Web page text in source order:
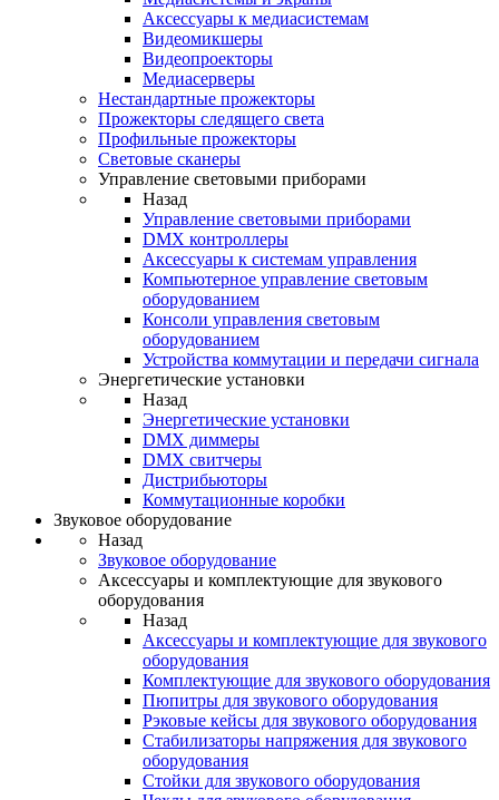
Аксессуары к медиасистемам
Видеомикшеры
Видеопроекторы
Медиасерверы
Нестандартные прожекторы
Прожекторы следящего света
Профильные прожекторы
Световые сканеры
Управление световыми приборами
Назад
Управление световыми приборами
DMX контроллеры
Аксессуары к системам управления
Компьютерное управление световым
оборудованием
Консоли управления световым
оборудованием
Устройства коммутации и передачи сигнала
Энергетические установки
Назад
Энергетические установки
DMX диммеры
DMX свитчеры
Дистрибьюторы
Коммутационные коробки
Звуковое оборудование
Назад
Звуковое оборудование
Аксессуары и комплектующие для звукового
оборудования
Назад
Аксессуары и комплектующие для звукового
оборудования
Комплектующие для звукового оборудования
Пюпитры для звукового оборудования
Рэковые кейсы для звукового оборудования
Стабилизаторы напряжения для звукового
оборудования
Стойки для звукового оборудования